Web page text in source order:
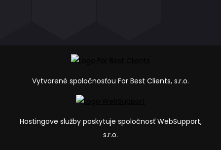
Vytvorené spoločnosťou For Best Clients, s.r.o.
Hostingove služby poskytuje spoločnosť WebSupport,
s.r.o.